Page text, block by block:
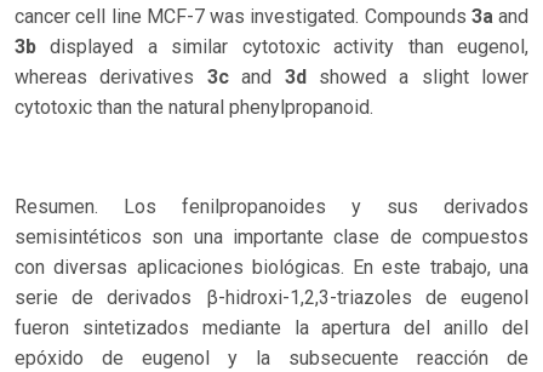
cancer cell line MCF-7 was investigated. Compounds 3aand
3b displayed a similar cytotoxic activity than eugenol,
whereas derivatives 3cand 3d showed a slight lower
cytotoxic than the natural phenylpropanoid.
Resumen. Los fenilpropanoides y sus derivados
semisintéticos son una importante clase de compuestos
con diversas aplicaciones biológicas. En este trabajo, una
serie de derivados β-hidroxi-1,2,3-triazoles de eugenol
fueron sintetizados mediante la apertura del anillo del
epóxido de eugenol y la subsecuente reacción de